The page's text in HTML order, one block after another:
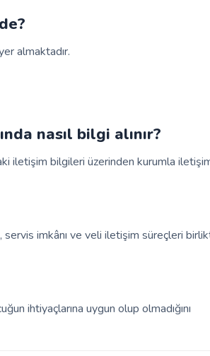
almaktadır.
nasıl bilgi alınır?
iletişim bilgileri üzerinden kurumla
imkânı ve veli iletişim süreçleri
ihtiyaçlarına uygun olup olmadığını